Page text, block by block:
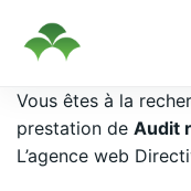
Passer
au
contenu
Vous êtes à la
prestation de Audit
L’agence web